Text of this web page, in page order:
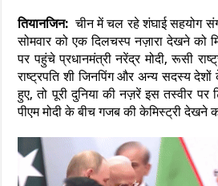
तियानजिन:चीन में चल रहे शंघाई सहयोग
सोमवार को एक दिलचस्प नज़ारा देखने को
पर पहुंचे प्रधानमंत्री नरेंद्र मोदी, रूसी
राष्ट्रपति शी जिनपिंग और अन्य सदस्य
हुए, तो पूरी दुनिया की नज़रें इस तस्वीर
पीएम मोदी के बीच गजब की केमिस्ट्री देखने